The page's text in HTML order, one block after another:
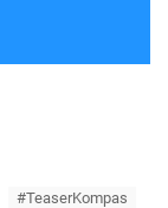
#TeaserKompas